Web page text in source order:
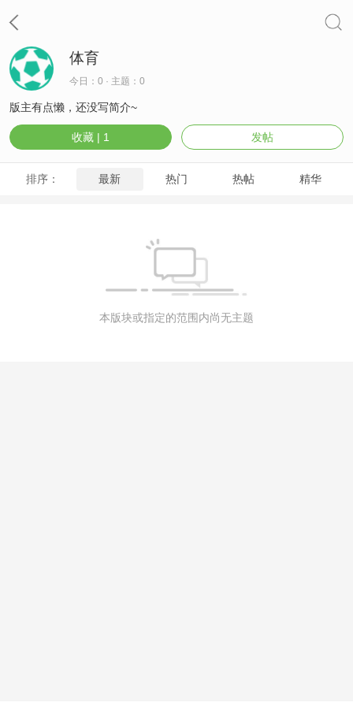
体育
今日：0 · 主题：0
版主有点懒，还没写简介~
收藏 | 1 发帖
排序： 最新 热门 热帖 精华
本版块或指定的范围内尚无主题